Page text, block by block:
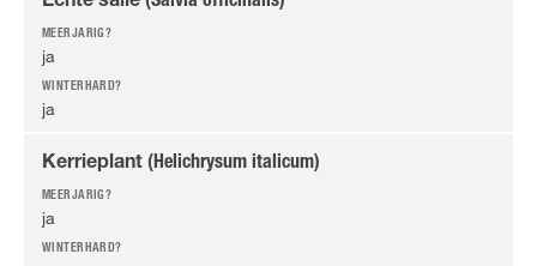
ja
ja
Kerrieplant (Helichrysum italicum)
ja